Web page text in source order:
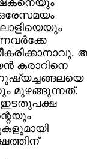
കരാറിനെ
മുഴങ്ങുന്നത്.
ഇടതുപക്ഷ